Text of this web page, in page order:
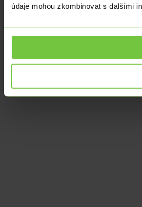
údaje mohou zkombinovat s dalšími